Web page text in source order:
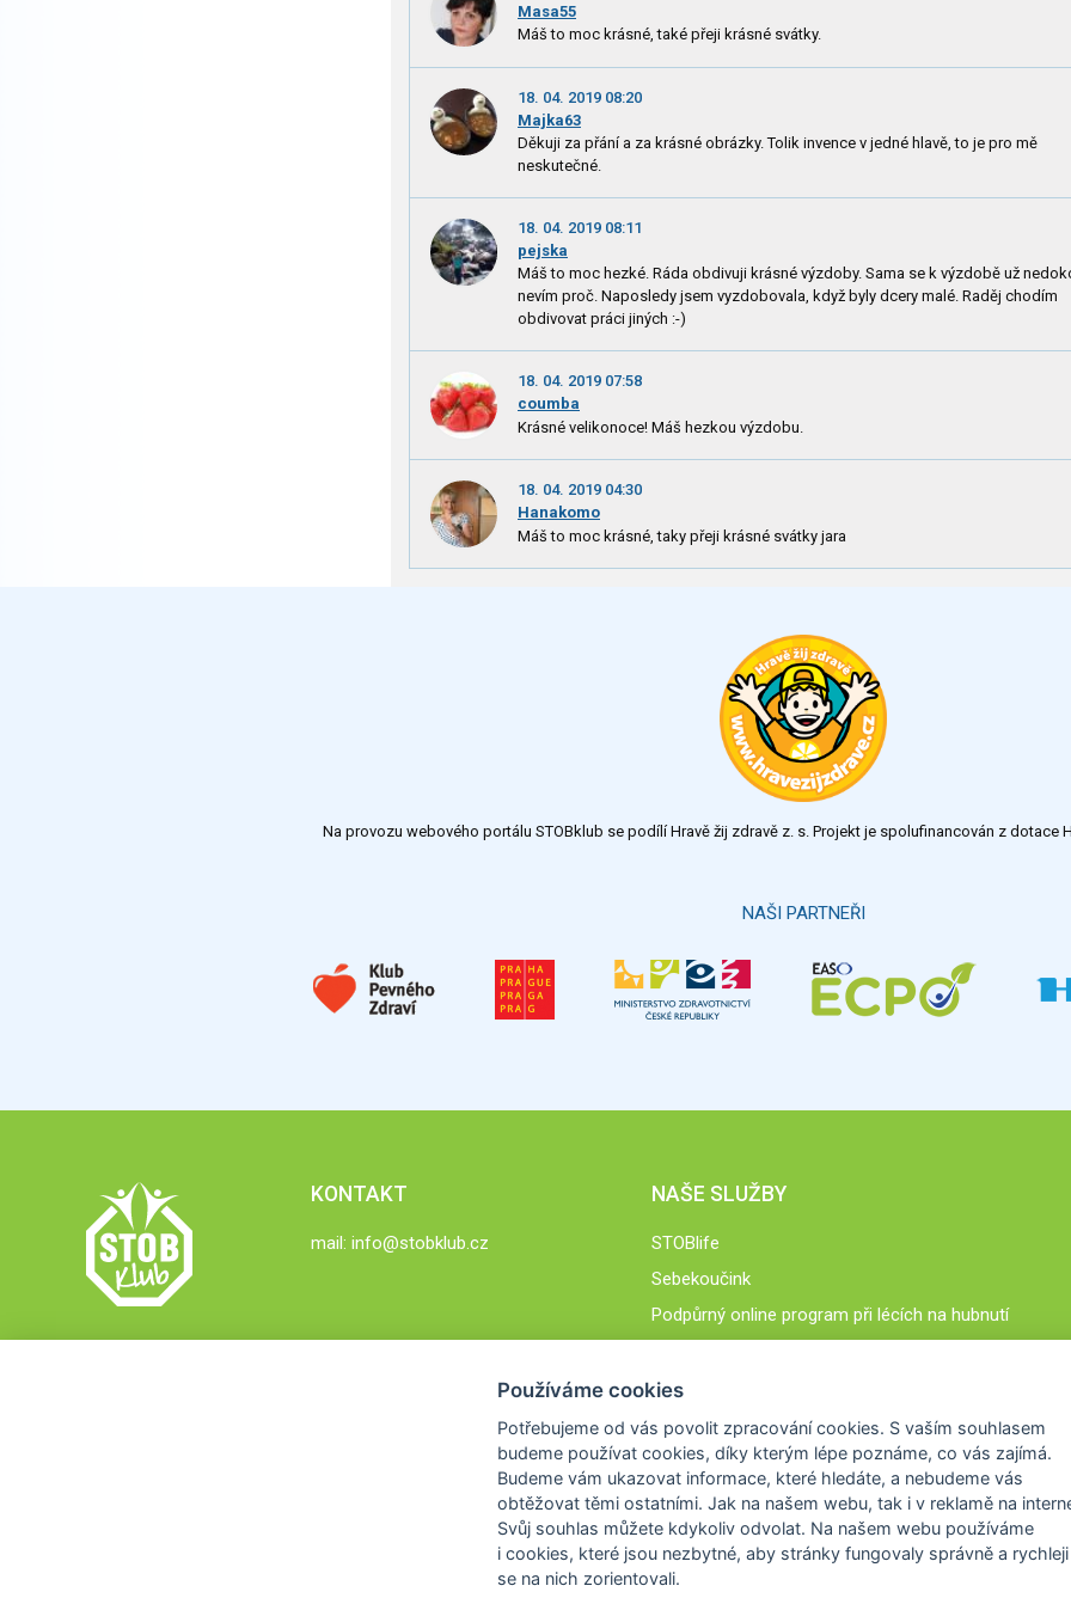
Masa55
Máš to moc krásné, také přeji krásné svátky.
18. 04. 2019 08:20
Majka63
Děkuji za přání a za krásné obrázky. Tolik invence v jedné hlavě, to je pro mě
neskutečné.
18. 04. 2019 08:11
pejska
Máš to moc hezké. Ráda obdivuji krásné výzdoby. Sama se k výzdobě už
nevím proč. Naposledy jsem vyzdobovala, když byly dcery malé. Raděj chodím
obdivovat práci jiných :-)
18. 04. 2019 07:58
coumba
Krásné velikonoce! Máš hezkou výzdobu.
18. 04. 2019 04:30
Hanakomo
Máš to moc krásné, taky přeji krásné svátky jara
Na provozu webového portálu STOBklub se podílí Hravě žij zdravě z. s. Projekt je spolufinancován z dotace
NAŠI PARTNEŘI
KONTAKT
mail: info@stobklub.cz
NAŠE SLUŽBY
STOBlife
Sebekoučink
Podpůrný online program při lécích na hubnutí
Používáme cookies
Potřebujeme od vás povolit zpracování cookies. S vaším souhlasem
budeme používat cookies, díky kterým lépe poznáme, co vás zajímá.
Budeme vám ukazovat informace, které hledáte, a nebudeme vás
obtěžovat těmi ostatními. Jak na našem webu, tak i v reklamě na
Svůj souhlas můžete kdykoliv odvolat. Na našem webu používáme
i cookies, které jsou nezbytné, aby stránky fungovaly správně a
se na nich zorientovali.